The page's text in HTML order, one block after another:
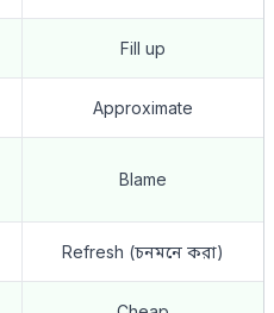
Fill up
Approximate
Blame
Refresh (চনমনে করা)